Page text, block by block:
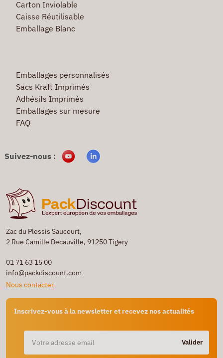
Zac du Plessis Saucourt,
2 Rue Camille Decauville, 91250 Tigery
01 71 63 15 00
info@packdiscount.com
Nous contacter
Inscrivez-vous à la newsletter et recevez nos actualités
Valider
Carton Inviolable
Caisse Réutilisable
Emballage Blanc
Emballages personnalisés
Sacs Kraft Imprimés
Adhésifs Imprimés
Emballages sur mesure
FAQ
Suivez-nous :